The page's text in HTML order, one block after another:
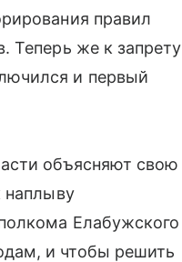
правил
Теперь же к запрету
и первый
объясняют свою
наплыву
Елабужского
и чтобы решить